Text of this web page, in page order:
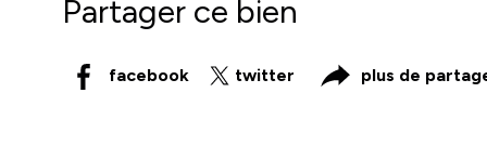
Partager ce bien
facebook twitter plus de